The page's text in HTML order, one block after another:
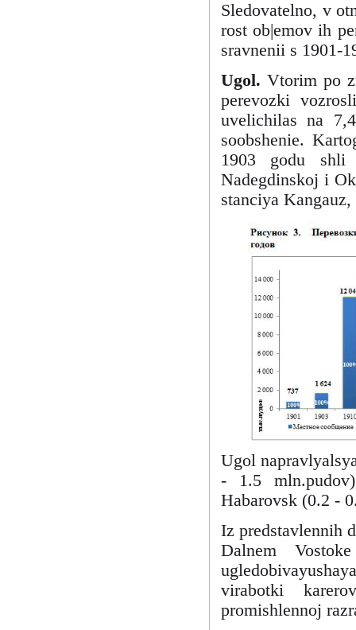
Sledovatelno, v
rost ob|emov ih
sravnenii s 1901-
Ugol. Vtorim po
perevozki
uvelichilas na
soobshenie.
1903 godu shli
Nadegdinskoj i
stanciya
Ugol
- 1.5
Habarovsk (0.2 -
Iz predstavlennih
Dalnem
virabotki
promishlennoj